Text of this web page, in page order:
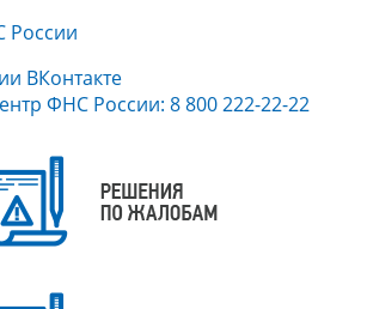
России
ВКонтакте
ФНС России: 8 800 222-22-22